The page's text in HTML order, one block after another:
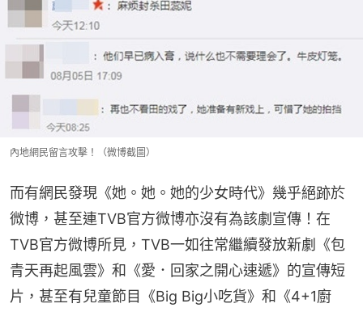
內地網民留言攻擊！（微博截圖）
而有網民發現《她。她。她的少女時代》幾乎絕跡於
微博，甚至連TVB官方微博亦沒有為該劇宣傳！在
TVB官方微博所見，TVB一如往常繼續發放新劇《包
青天再起風雲》和《愛．回家之開心速遞》的宣傳短
片，甚至有兒童節目《Big Big小吃貨》和《4+1廚